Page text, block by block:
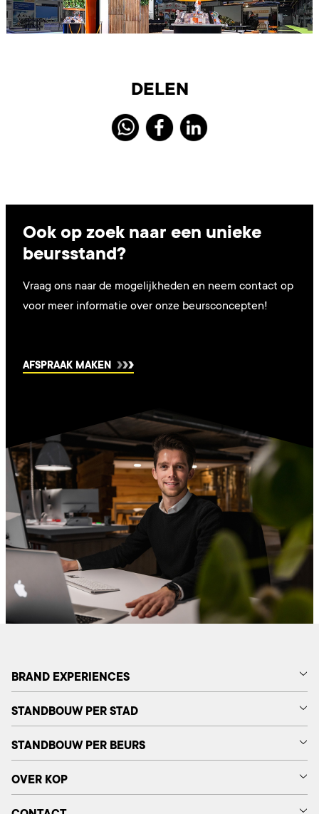
DELEN
Ook op zoek naar een unieke
beursstand?
Vraag ons naar de mogelijkheden en neem contact op
voor meer informatie over onze beursconcepten!
AFSPRAAK MAKEN
BRAND EXPERIENCES
STANDBOUW PER STAD
STANDBOUW PER BEURS
OVER KOP